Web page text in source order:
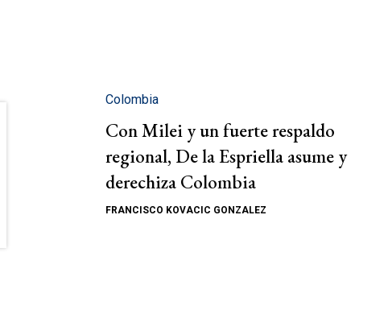
Colombia
Con Milei y un fuerte respaldo
regional, De la Espriella asume y
derechiza Colombia
FRANCISCO KOVACIC GONZALEZ